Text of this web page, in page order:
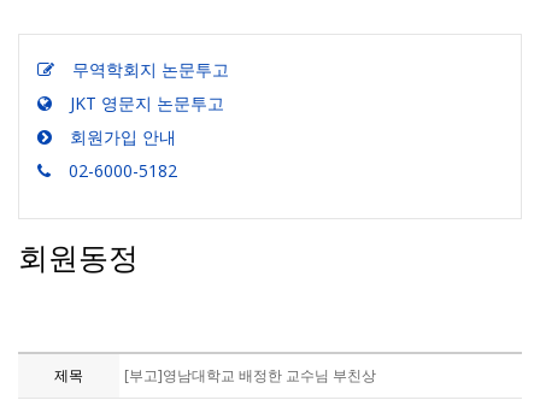
무역학회지 논문투고
JKT 영문지 논문투고
회원가입 안내
02-6000-5182
회원동정
제목 [부고]영남대학교 배정한 교수님 부친상